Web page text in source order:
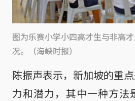
图为乐赛小学小四高才生与非高
况。（海峡时报）
陈振声表示，新加坡的重
力和潜力，其中一种方